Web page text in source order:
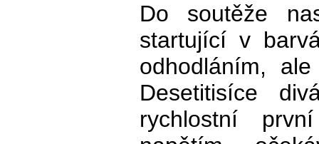
Do soutěže
startující v
odhodláním,
Desetitisíce
rychlostní